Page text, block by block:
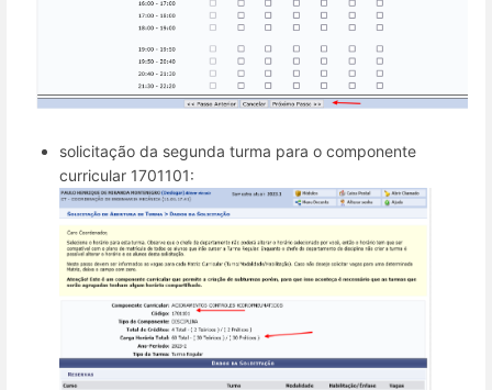
solicitação da segunda turma para o componente
curricular 1701101: